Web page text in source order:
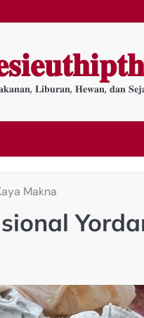
𝐋𝐢𝐛𝐮𝐫𝐚𝐧, 𝐇𝐞𝐰𝐚𝐧, 𝐝𝐚𝐧
Makna